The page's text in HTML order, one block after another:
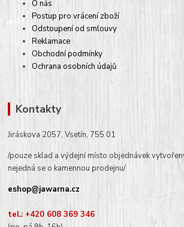
O nás
Postup pro vrácení zboží
Odstoupení od smlouvy
Reklamace
Obchodní podmínky
Ochrana osobních údajů
Kontakty
Jiráskova 2057, Vsetín, 755 01
/pouze sklad a výdejní místo objednávek
nejedná se o kamennou prodejnu/
eshop@jawarna.cz
tel.: +420 608 369 346